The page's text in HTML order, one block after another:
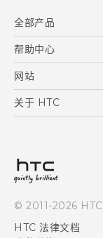
全部产品
区块链智能手机
VIVE
帮助中心
在线客服
支援与服务
产品保固说明
网站
HTC Dev
关于 HTC
投资人
产品安全
加入HTC
© 2011-2026
HTC 法律文档